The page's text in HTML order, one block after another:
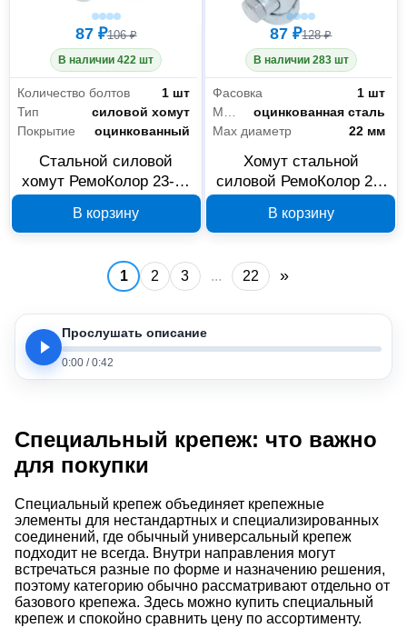
Крепёж
87 ₽106 ₽
В наличии 422 шт
Количество болтов
1 шт
Тип
силовой хомут
Покрытие
оцинкованный
Стальной силовой
хомут РемоКолор 23-25
В корзину
87 ₽128 ₽
В наличии 283 шт
Фасовка
1 шт
оцинкованная сталь
Max диаметр
22 мм
Хомут стальной
силовой РемоКолор 20-
В корзину
1 2 3 ... 22 »
Прослушать описание
0:00 / 0:42
Специальный крепеж: что важно
для покупки
Специальный крепеж объединяет крепежные
элементы для нестандартных и специализированных
соединений, где обычный универсальный крепеж
подходит не всегда. Внутри направления могут
встречаться разные по форме и назначению решения,
поэтому категорию обычно рассматривают отдельно от
базового крепежа. Здесь можно купить специальный
крепеж и спокойно сравнить цену по ассортименту.